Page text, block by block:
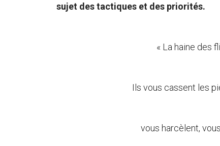
sujet des tactiques et des priorités.
« La haine des
Ils vous cassent les
vous harcèlent,